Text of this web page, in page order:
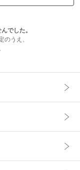
でした。
のうえ、